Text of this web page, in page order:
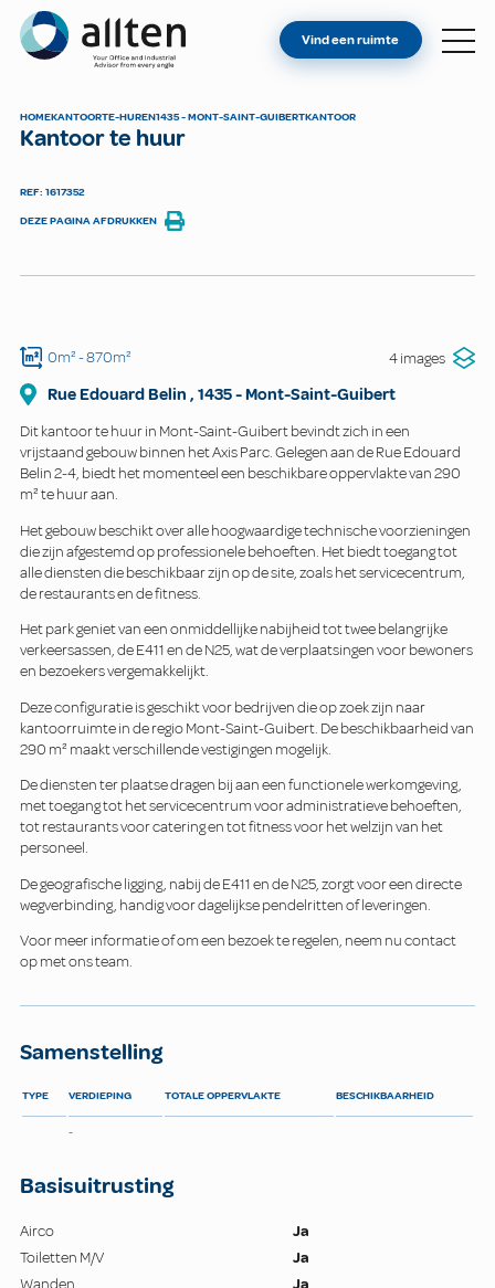
Allten
VIND EEN RUIMTE
Vind een ruimte
HOMEKANTOORTE-HUREN1435 - MONT-SAINT-GUIBERTKANTOOR
Kantoor te huur
REF: 1617352
DEZE PAGINA AFDRUKKEN
0m²- 870m² 4 images
Rue Edouard Belin , 1435-Mont-Saint-Guibert
Dit kantoor te huur in Mont-Saint-Guibert bevindt zich in een
vrijstaand gebouw binnen het Axis Parc. Gelegen aan de Rue Edouard
Belin 2-4, biedt het momenteel een beschikbare oppervlakte van 290
m² te huur aan.
Het gebouw beschikt over alle hoogwaardige technische voorzieningen
die zijn afgestemd op professionele behoeften. Het biedt toegang tot
alle diensten die beschikbaar zijn op de site, zoals het servicecentrum,
de restaurants en de fitness.
Het park geniet van een onmiddellijke nabijheid tot twee belangrijke
verkeersassen, de E411 en de N25, wat de verplaatsingen voor bewoners
en bezoekers vergemakkelijkt.
Deze configuratie is geschikt voor bedrijven die op zoek zijn naar
kantoorruimte in de regio Mont-Saint-Guibert. De beschikbaarheid van
290 m² maakt verschillende vestigingen mogelijk.
De diensten ter plaatse dragen bij aan een functionele werkomgeving,
met toegang tot het servicecentrum voor administratieve behoeften,
tot restaurants voor catering en tot fitness voor het welzijn van het
personeel.
De geografische ligging, nabij de E411 en de N25, zorgt voor een directe
wegverbinding, handig voor dagelijkse pendelritten of leveringen.
Voor meer informatie of om een bezoek te regelen, neem nu contact
op met ons team.
Samenstelling
TYPE VERDIEPING TOTALE OPPERVLAKTE BESCHIKBAARHEID
-
Basisuitrusting
Airco
Ja
Toiletten M/V
Ja
Wanden
Ja